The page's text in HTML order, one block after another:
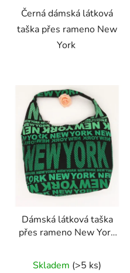
Černá dámská látková
taška přes rameno New
York
Dámská látková taška
přes rameno New York
Skladem (>5 ks)